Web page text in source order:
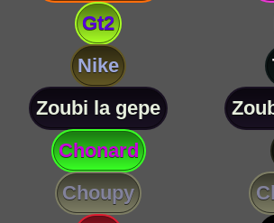
Gt2
Nike
Zoubi la gepe
Chonard
Choupy